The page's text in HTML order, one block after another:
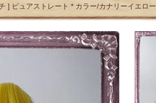
] ピュアストレート * カラー/カナリーイエロー